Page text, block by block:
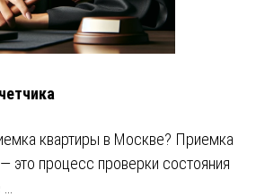
квартиры в Москве? Приемка
это процесс проверки состояния
…